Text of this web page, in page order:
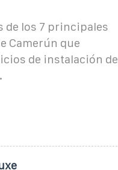
de los 7 principales
Camerún que
de instalación de